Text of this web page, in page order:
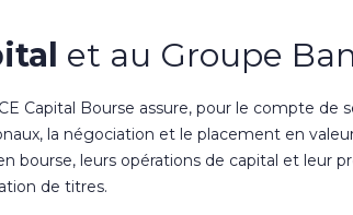
et au Groupe
Capital Bourse assure, pour le compte de
la négociation et le placement en
bourse, leurs opérations de capital et leur
de titres.